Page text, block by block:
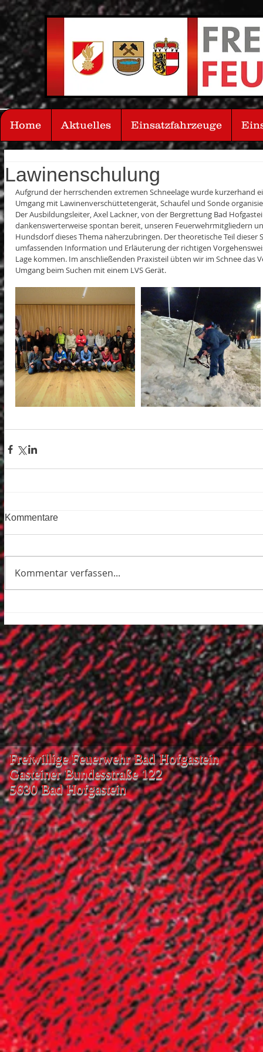
Lawinenschulung
Aufgrund der herrschenden extremen Schneelage wurde kurzerhand
Umgang mit Lawinenverschüttetengerät, Schaufel und Sonde
Der Ausbildungsleiter, Axel Lackner, von der Bergrettung Bad
dankenswerterweise spontan bereit, unseren Feuerwehrmitgliedern
Hundsdorf dieses Thema näherzubringen. Der theoretische Teil dieser
umfassenden Information und Erläuterung der richtigen
Lage kommen. Im anschließenden Praxisteil übten wir im Schnee das
Umgang beim Suchen mit einem LVS Gerät.
Kommentare
Kommentar verfassen...
Home Aktuelles Einsatzfahrzeuge
Freiwillige Feuerwehr Bad Hofgastein
Gasteiner Bundesstraße 122
5630 Bad Hofgastein